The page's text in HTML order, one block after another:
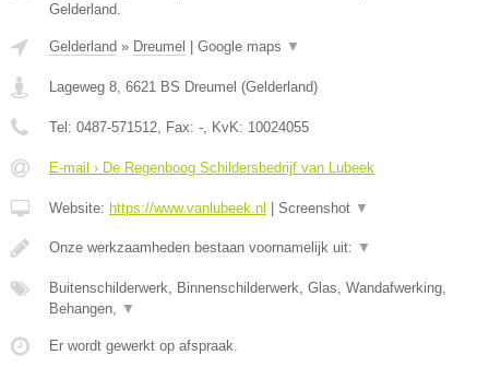
Gelderland.
Gelderland » Dreumel Google maps ▼
Lageweg 8, 6621 BS Dreumel (Gelderland)
Tel: 0487-571512, Fax: -, KvK: 10024055
E-mail › De Regenboog Schildersbedrijf van Lubeek
Website: https://www.vanlubeek.nl Screenshot ▼
Onze werkzaamheden bestaan voornamelijk uit: ▼
Buitenschilderwerk, Binnenschilderwerk, Glas, Wandafwerking,
Behangen, ▼
Er wordt gewerkt op afspraak.